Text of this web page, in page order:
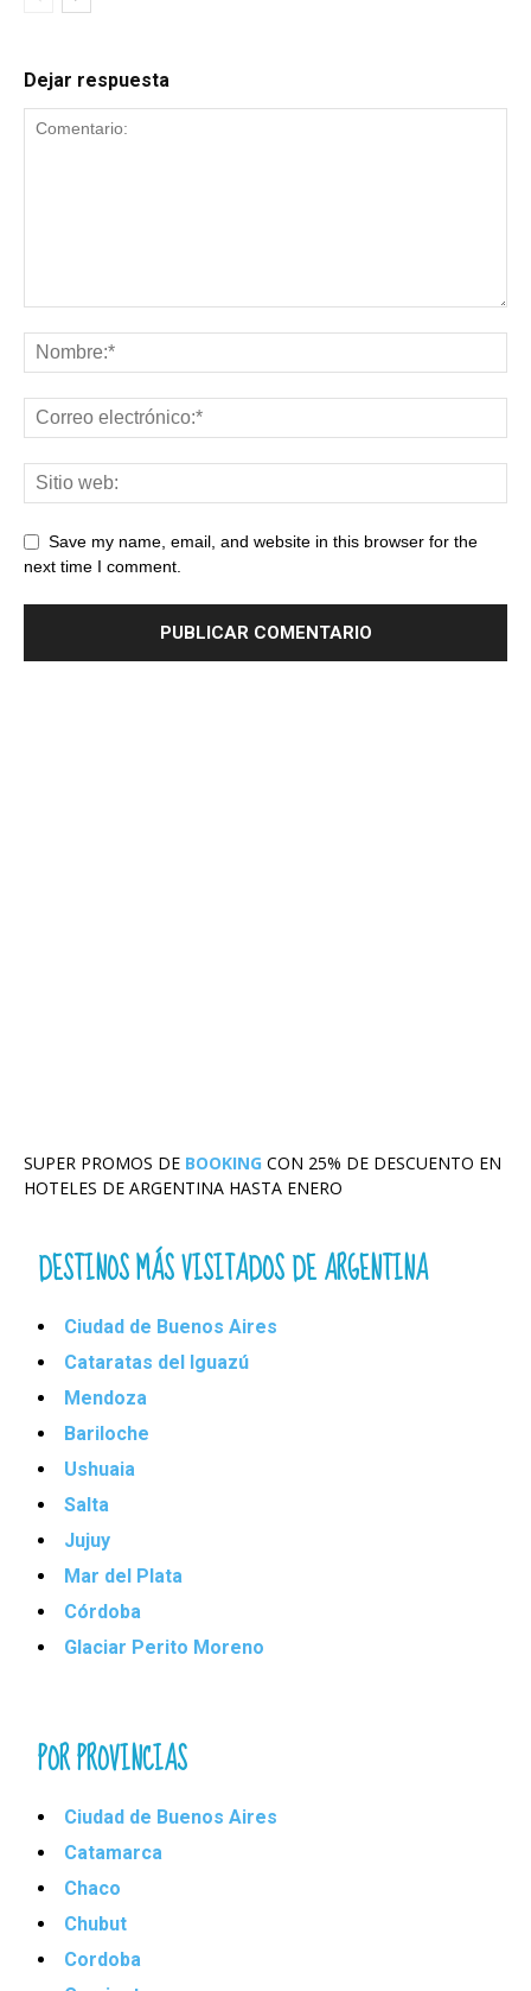
Dejar respuesta
Save my name, email, and website in this browser for the
next time I comment.
SUPER PROMOS DE BOOKING CON 25% DE DESCUENTO EN
HOTELES DE ARGENTINA HASTA ENERO
DESTINOS MÁS VISITADOS DE ARGENTINA
Ciudad de Buenos Aires
Cataratas del Iguazú
Mendoza
Bariloche
Ushuaia
Salta
Jujuy
Mar del Plata
Córdoba
Glaciar Perito Moreno
POR PROVINCIAS
Ciudad de Buenos Aires
Catamarca
Chaco
Chubut
Cordoba